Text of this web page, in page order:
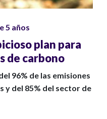
5 años
plan para
de carbono
96% de las emisiones
y del 85% del sector de